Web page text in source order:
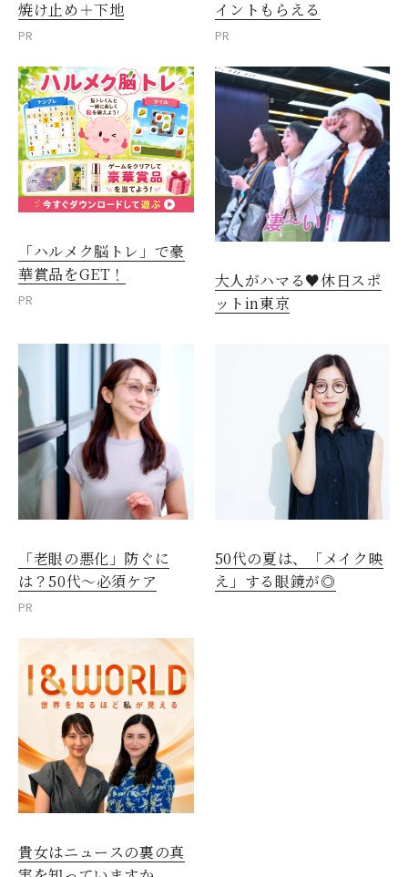
焼け止め＋下地
PR
イントもらえる
PR
「ハルメク脳トレ」で豪
華賞品をGET！
PR
大人がハマる♥休日スポ
ットin東京
「老眼の悪化」防ぐに
は？50代～必須ケア
PR
50代の夏は、「メイク映
え」する眼鏡が◎
貴女はニュースの裏の真